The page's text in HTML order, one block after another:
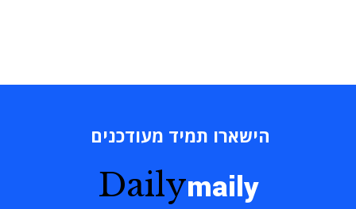
הישארו תמיד מעודכנים
Dailymaily